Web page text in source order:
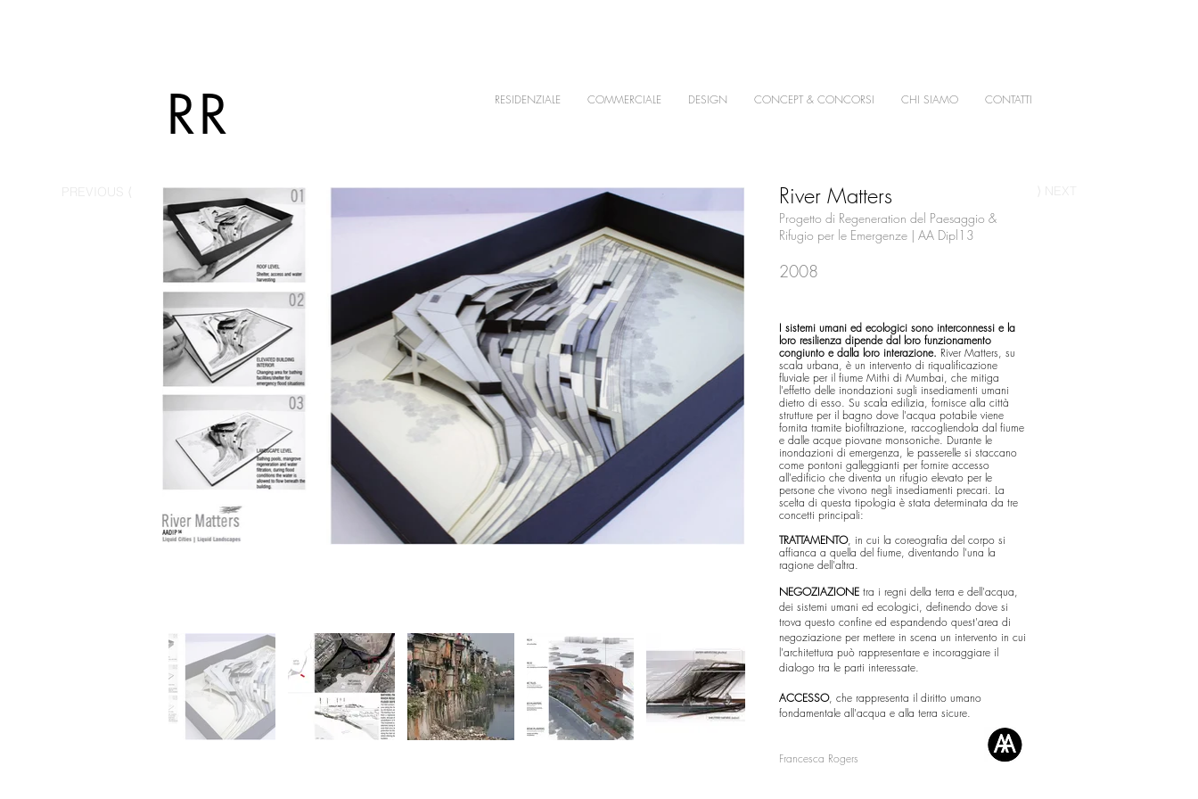
RR RESIDENZIALE COMMERCIALE DESIGN CONCEPT & CONCORSI CHI SIAMO CONTATTI
River Matters
Progetto di Regeneration del Paesaggio &
Rifugio per le Emergenze | AA Dipl13
2008
I sistemi umani ed ecologici sono interconnessi e la
loro resilienza dipende dal loro funzionamento
congiunto e dalla loro interazione. River Matters, su
scala urbana, è un intervento di riqualificazione
fluviale per il fiume Mithi di Mumbai, che mitiga
l'effetto delle inondazioni sugli insediamenti umani
dietro di esso. Su scala edilizia, fornisce alla città
strutture per il bagno dove l'acqua potabile viene
fornita tramite biofiltrazione, raccogliendola dal fiume
e dalle acque piovane monsoniche. Durante le
inondazioni di emergenza, le passerelle si staccano
come pontoni galleggianti per fornire accesso
all'edificio che diventa un rifugio elevato per le
persone che vivono negli insediamenti precari. La
scelta di questa tipologia è stata determinata da tre
concetti principali:
TRATTAMENTO, in cui la coreografia del corpo si
affianca a quella del fiume, diventando l'una la
ragione dell'altra.
NEGOZIAZIONE tra i regni della terra e dell'acqua,
dei sistemi umani ed ecologici, definendo dove si
trova questo confine ed espandendo quest'area di
negoziazione per mettere in scena un intervento in cui
l'architettura può rappresentare e incoraggiare il
dialogo tra le parti interessate.
ACCESSO, che rappresenta il diritto umano
fondamentale all'acqua e alla terra sicure.
Francesca Rogers